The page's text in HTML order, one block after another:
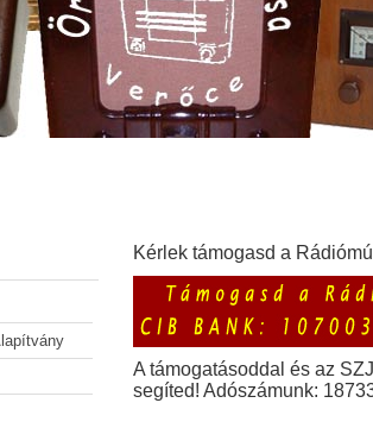
Kérlek támogasd a
A támogatásoddal és az
segíted! Adószámunk: